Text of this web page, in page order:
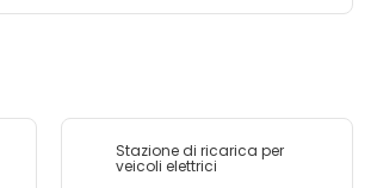
Stazione di ricarica per
veicoli elettrici